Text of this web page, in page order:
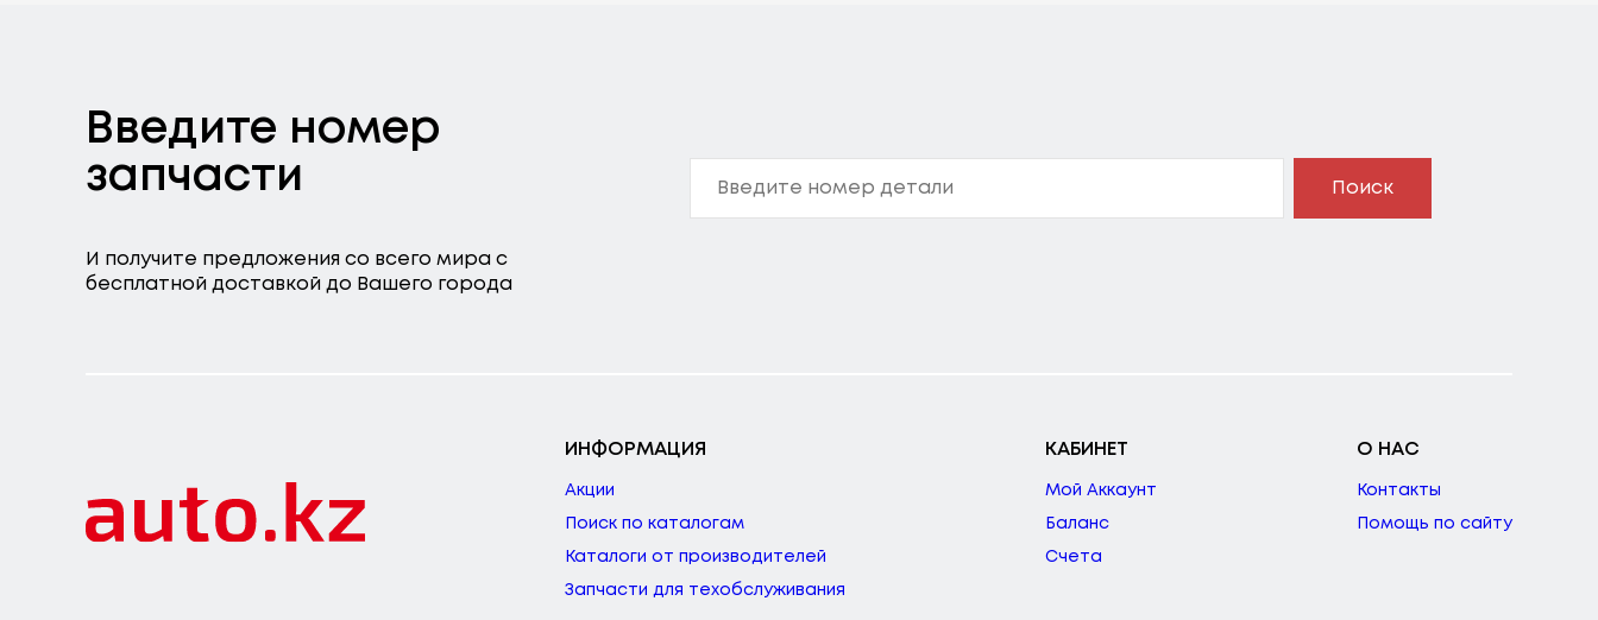
Введите номер
запчасти
И получите предложения со всего мира с
бесплатной доставкой до Вашего города
Поиск
ИНФОРМАЦИЯ
Акции
Поиск по каталогам
Каталоги от производителей
Запчасти для техобслуживания
КАБИНЕТ
Мой Аккаунт
Баланс
Счета
О НАС
Контакты
Помощь по сайту